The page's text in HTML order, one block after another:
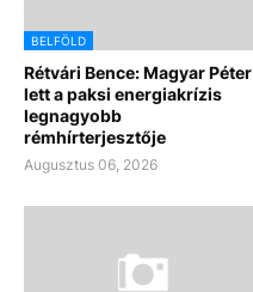
BELFÖLD
Rétvári Bence: Magyar Péter
lett a paksi energiakrízis
legnagyobb
rémhírterjesztője
Augusztus 06, 2026